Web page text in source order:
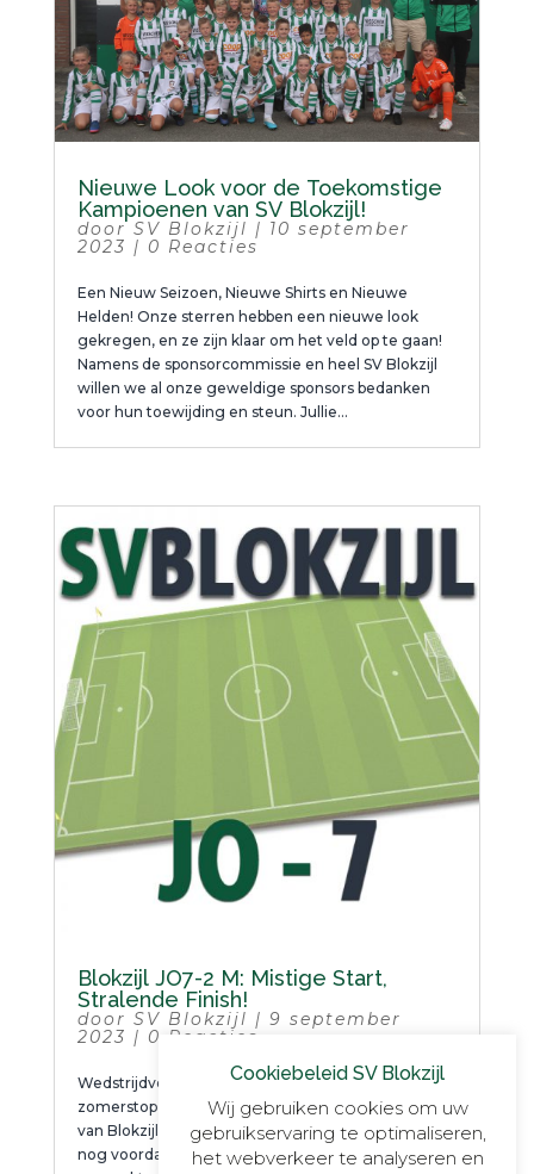
Nieuwe Look voor de Toekomstige
Kampioenen van SV Blokzijl!
door SV Blokzijl | 10 september
2023 | 0 Reacties
Een Nieuw Seizoen, Nieuwe Shirts en Nieuwe
Helden! Onze sterren hebben een nieuwe look
gekregen, en ze zijn klaar om het veld op te gaan!
Namens de sponsorcommissie en heel SV Blokzijl
willen we al onze geweldige sponsors bedanken
voor hun toewijding en steun. Jullie...
Blokzijl JO7-2 M: Mistige Start,
Stralende Finish!
door SV Blokzijl | 9 september
2023 | 0 Reacties
Wedstrijdverslag 9 september: Na een lange
zomerstop was het dan eindelijk zover. De spelers
van Blokzijl JO7-2 moesten vroeg uit de veren en
nog voordat de mist optrok werden er foto’s
Cookiebeleid SV Blokzijl
Wij gebruiken cookies om uw
gebruikservaring te optimaliseren,
het webverkeer te analyseren en